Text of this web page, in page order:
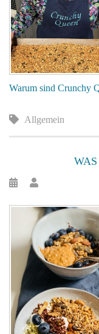
Warum sind Crunchy
Allgemein